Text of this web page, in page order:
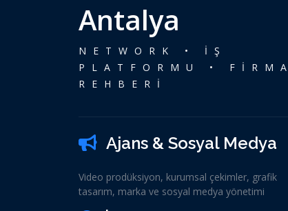
Antalya
NETWORK • İŞ
PLATFORMU • FİRMA
REHBERİ
Ajans & Sosyal Medya
Video prodüksiyon, kurumsal çekimler, grafik
tasarım, marka ve sosyal medya yönetimi